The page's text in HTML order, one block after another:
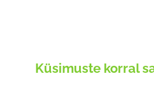
Küsimuste korral